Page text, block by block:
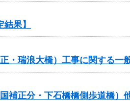
果】
瑞浪大橋）工事に関する一
正分・下石橋橋側歩道橋）